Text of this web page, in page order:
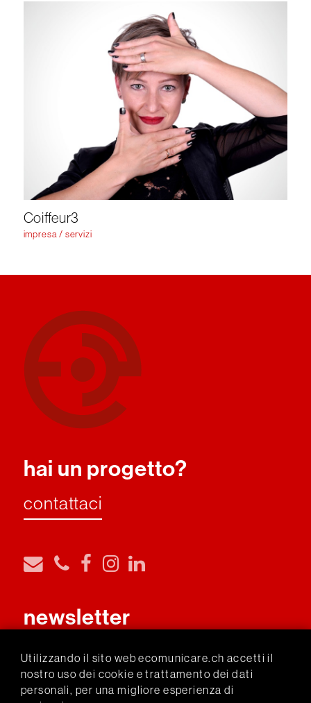
Coiffeur3
impresa / servizi
hai un progetto?
contattaci
newsletter
iscriviti
Utilizzando il sito web ecomunicare.ch accetti il
nostro uso dei cookie e trattamento dei dati
personali, per una migliore esperienza di